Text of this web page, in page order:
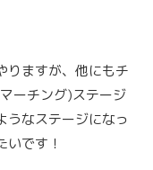
りますが、他にもチ
ーチング)ステージ
うなステージになっ
です！